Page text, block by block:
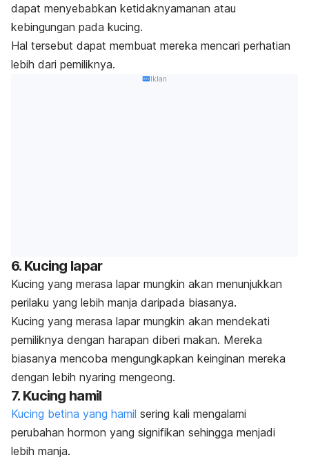
dapat menyebabkan ketidaknyamanan atau
kebingungan pada kucing.
Hal tersebut dapat membuat mereka mencari perhatian
lebih dari pemiliknya.
Iklan
6. Kucing lapar
Kucing yang merasa lapar mungkin akan menunjukkan
perilaku yang lebih manja daripada biasanya.
Kucing yang merasa lapar mungkin akan mendekati
pemiliknya dengan harapan diberi makan. Mereka
biasanya mencoba mengungkapkan keinginan mereka
dengan lebih nyaring mengeong.
7. Kucing hamil
Kucing betina yang hamil sering kali mengalami
perubahan hormon yang signifikan sehingga menjadi
lebih manja.